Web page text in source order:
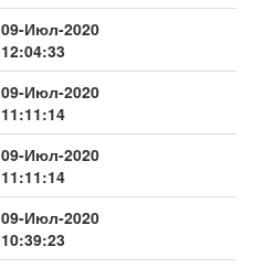
09-Июл-2020
12:04:33
09-Июл-2020
11:11:14
09-Июл-2020
11:11:14
09-Июл-2020
10:39:23